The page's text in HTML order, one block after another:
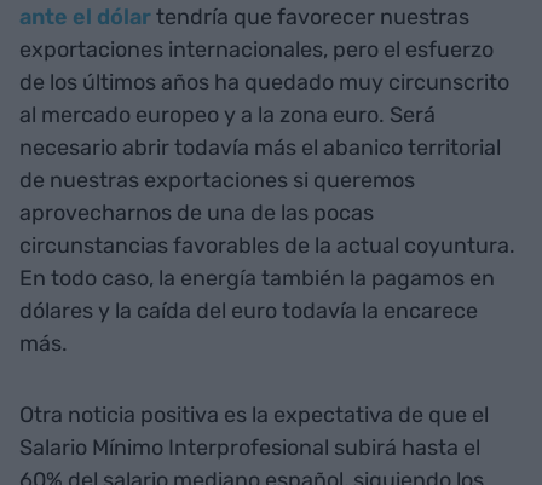
ante el dólartendría que favorecer nuestras
exportaciones internacionales, pero el esfuerzo
de los últimos años ha quedado muy circunscrito
al mercado europeo y a la zona euro. Será
necesario abrir todavía más el abanico territorial
de nuestras exportaciones si queremos
aprovecharnos de una de las pocas
circunstancias favorables de la actual coyuntura.
En todo caso, la energía también la pagamos en
dólares y la caída del euro todavía la encarece
más.
Otra noticia positiva es la expectativa de que el
Salario Mínimo Interprofesional subirá hasta el